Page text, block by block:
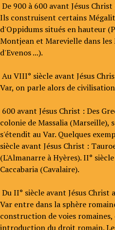
De 900 à 600 avant Jésus
Ils construisent certains
d'Oppidums situés en hauteur
Montjean et Marevielle dans les
d'Evenos ...).
Au VIII° siècle avant Jésus
Var, on parle alors de
600 avant Jésus Christ : Des
colonie de Massalia (Marseille),
s'étendit au Var. Quelques
siècle avant Jésus Christ :
(L'Almanarre à Hyères). II°
Caccabaria (Cavalaire).
Du II° siècle avant Jésus Christ
Var entre dans la sphère
construction de voies
introduction du droit romain.